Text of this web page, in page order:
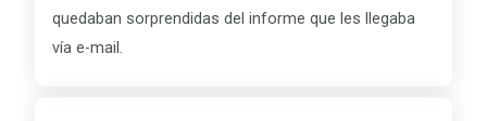
quedaban sorprendidas del informe que les llegaba
vía e-mail.